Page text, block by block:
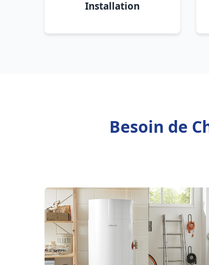
Installation
Besoin de